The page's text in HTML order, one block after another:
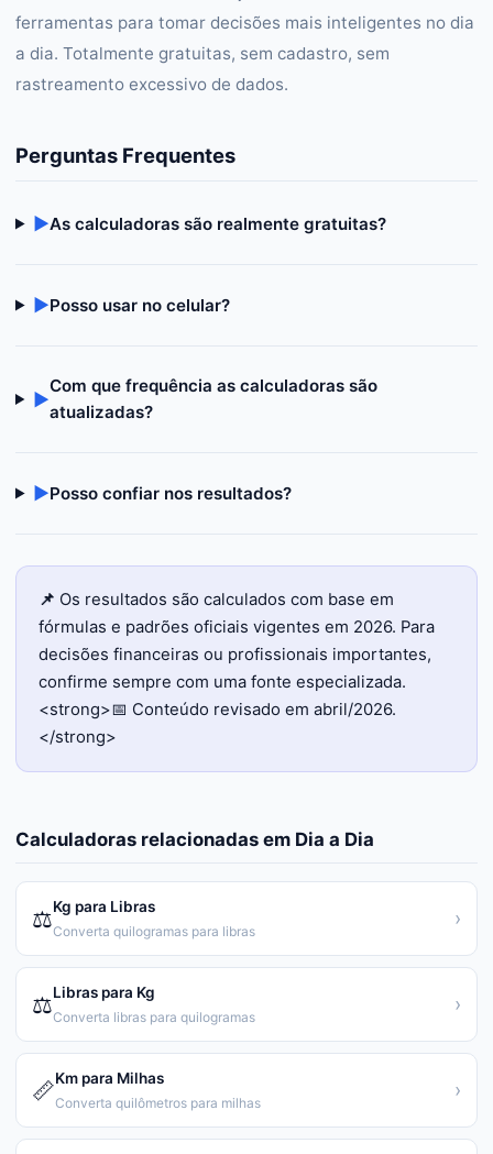
ferramentas para tomar decisões mais inteligentes no dia
a dia. Totalmente gratuitas, sem cadastro, sem
rastreamento excessivo de dados.
Perguntas Frequentes
▶As calculadoras são realmente gratuitas?
▶Posso usar no celular?
▶
Com que frequência as calculadoras são
atualizadas?
▶Posso confiar nos resultados?
📌 Os resultados são calculados com base em
fórmulas e padrões oficiais vigentes em 2026. Para
decisões financeiras ou profissionais importantes,
confirme sempre com uma fonte especializada.
<strong>📅 Conteúdo revisado em abril/2026.
</strong>
Calculadoras relacionadas em Dia a Dia
⚖️Kg para Libras
Converta quilogramas para libras
›
⚖️Libras para Kg
Converta libras para quilogramas
›
📏Km para Milhas
Converta quilômetros para milhas
›